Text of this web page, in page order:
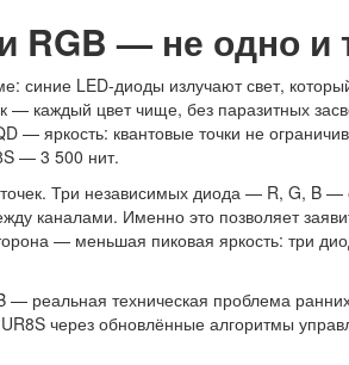
RGB — не одно и
синие LED-диоды излучают свет,
каждый цвет чище, без паразитных
яркость: квантовые точки не
— 3 500 нит.
Три независимых диода — R, G, B
каналами. Именно это позволяет
— меньшая пиковая яркость: три
реальная техническая проблема
через обновлённые алгоритмы